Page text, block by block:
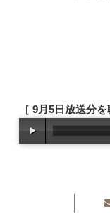
［ 9月5日放送分を